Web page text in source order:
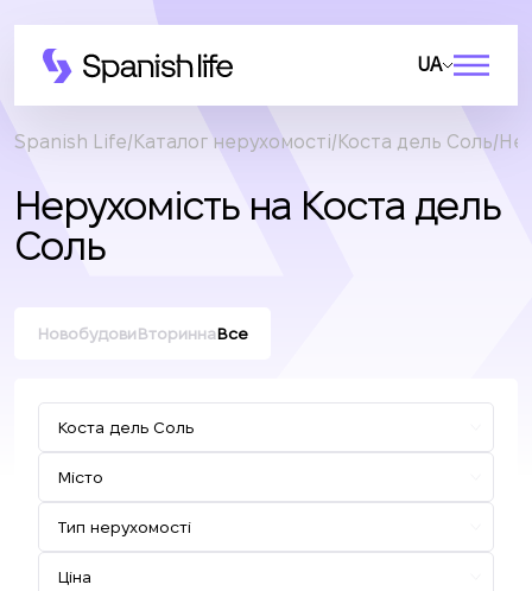
UA
Spanish Life Каталог нерухомості Коста дель Соль
Нерухомість на Коста дель
Соль
НовобудовиВториннаВсе